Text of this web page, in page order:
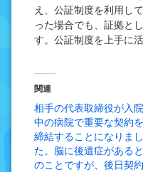
え、公証制度を利用し
った場合でも、証拠と
す。公証制度を上手に
関連
相手の代表取締役が入院
中の病院で重要な契約を
締結することになりまし
た。脳に後遺症があると
のことですが、後日契約